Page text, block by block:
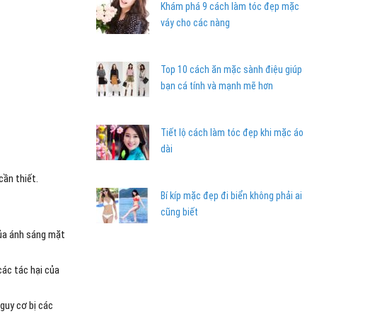
thiết.
ánh sáng mặt
tác hại của
cơ bị các
Khám phá 9 cách làm tóc đẹp mặc
váy cho các nàng
Top 10 cách ăn mặc sành điệu giúp
bạn cá tính và mạnh mẽ hơn
Tiết lộ cách làm tóc đẹp khi mặc áo
dài
Bí kíp mặc đẹp đi biển không phải ai
cũng biết